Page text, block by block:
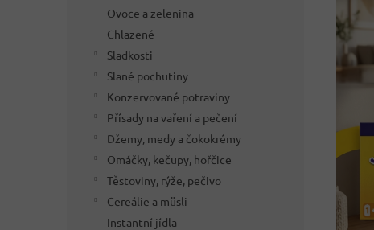
Ovoce a zelenina
Chlazené
Sladkosti
Slané pochutiny
Konzervované potraviny
Přísady na vaření a pečení
Džemy, medy a čokokrémy
Omáčky, kečupy, hořčice
Těstoviny, rýže, pečivo
Cereálie a müsli
Instantní jídla